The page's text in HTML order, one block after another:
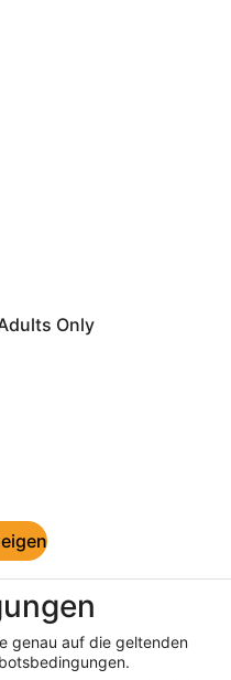
Only
Only
genau auf die geltenden